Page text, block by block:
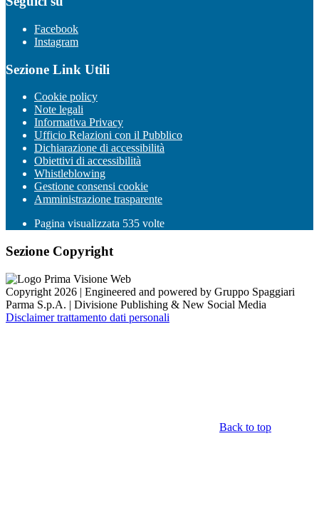
Facebook
Instagram
Sezione Link Utili
Cookie policy
Note legali
Informativa Privacy
Ufficio Relazioni con il Pubblico
Dichiarazione di accessibilità
Obiettivi di accessibilità
Whistleblowing
Gestione consensi cookie
Amministrazione trasparente
Pagina visualizzata 535 volte
Sezione Copyright
Copyright 2026 | Engineered and powered by Gruppo Spaggiari
Parma S.p.A. | Divisione Publishing & New Social Media
Disclaimer trattamento dati personali
Back to top